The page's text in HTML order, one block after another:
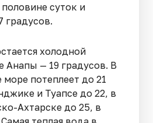
суток и
градусов.
холодной
Анапы — 19 градусов. В
потеплеет до 21
и Туапсе до 22, в
Ахтарске до 25, в